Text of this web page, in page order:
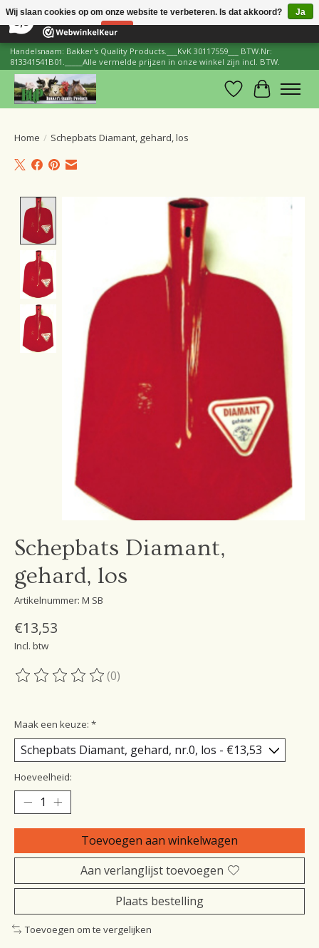
206 Reviews ×
Handelsnaam: Bakker's Quality Products.___KvK 30117559___ BTW.Nr:
813341541B01._____Alle vermelde prijzen in onze winkel zijn incl. BTW.
Verlanglijst
Home / Schepbats Diamant, gehard, los
Product image slideshow Items
Schepbats Diamant,
gehard, los
Artikelnummer: M SB
€13,53
Incl. btw
De beoordeling van dit product is
(0)
Maak een keuze: *
Hoeveelheid:
Toevoegen aan winkelwagen
Aan verlanglijst toevoegen
Plaats bestelling
Toevoegen om te vergelijken
Wij slaan cookies op om onze website te verbeteren. Is dat akkoord?
Ja
Nee